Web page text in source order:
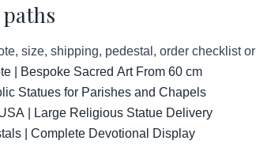
size, shipping, pedestal, order checklist
| Bespoke Sacred Art From 60 cm
Statues for Parishes and Chapels
| Large Religious Statue Delivery
| Complete Devotional Display